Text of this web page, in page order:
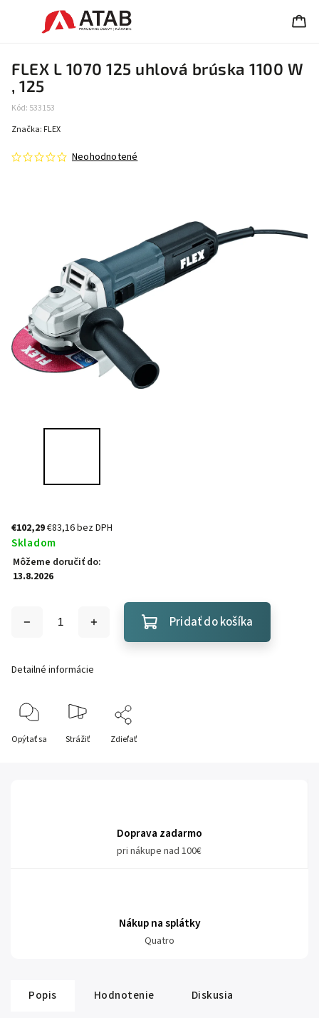
FLEX L 1070 125 uhlová brúska 1100 W
, 125
Kód: 533153
Neohodnotené
Značka: FLEX
€102,29€83,16 bez DPH
Skladom
Môžeme doručiť do:
13.8.2026
Pridať do košíka
Detailné informácie
Opýtať sa Strážiť Zdieľať
Doprava zadarmo
pri nákupe nad 100€
Nákup na splátky
Quatro
Popis Hodnotenie
Diskusia